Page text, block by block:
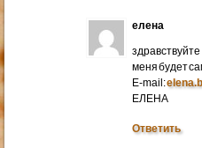
елена
меня будет
E-mail:
ЕЛЕНА
Ответить